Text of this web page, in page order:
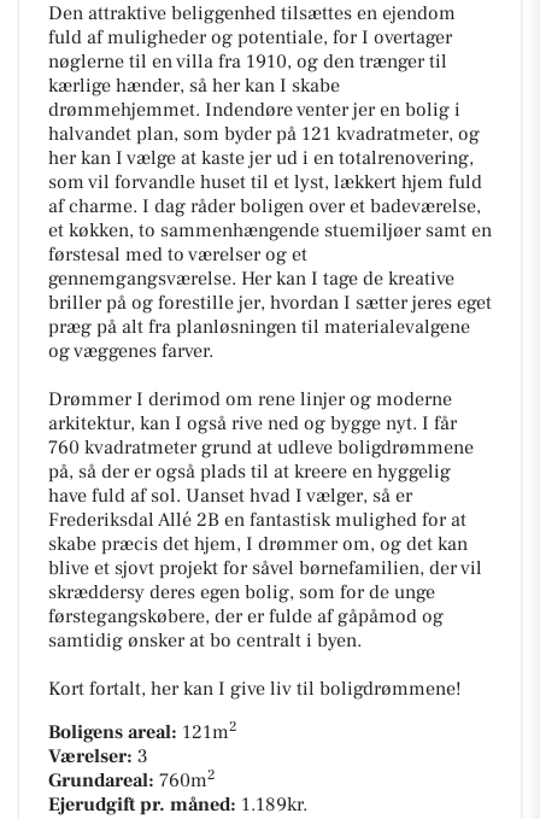
Den attraktive beliggenhed tilsættes en ejendom
fuld af muligheder og potentiale, for I overtager
nøglerne til en villa fra 1910, og den trænger til
kærlige hænder, så her kan I skabe
drømmehjemmet. Indendøre venter jer en bolig i
halvandet plan, som byder på 121 kvadratmeter, og
her kan I vælge at kaste jer ud i en totalrenovering,
som vil forvandle huset til et lyst, lækkert hjem fuld
af charme. I dag råder boligen over et badeværelse,
et køkken, to sammenhængende stuemiljøer samt en
førstesal med to værelser og et
gennemgangsværelse. Her kan I tage de kreative
briller på og forestille jer, hvordan I sætter jeres eget
præg på alt fra planløsningen til materialevalgene
og væggenes farver.
Drømmer I derimod om rene linjer og moderne
arkitektur, kan I også rive ned og bygge nyt. I får
760 kvadratmeter grund at udleve boligdrømmene
på, så der er også plads til at kreere en hyggelig
have fuld af sol. Uanset hvad I vælger, så er
Frederiksdal Allé 2B en fantastisk mulighed for at
skabe præcis det hjem, I drømmer om, og det kan
blive et sjovt projekt for såvel børnefamilien, der vil
skræddersy deres egen bolig, som for de unge
førstegangskøbere, der er fulde af gåpåmod og
samtidig ønsker at bo centralt i byen.
Kort fortalt, her kan I give liv til boligdrømmene!
Boligens areal: 121m2
Værelser: 3
Grundareal: 760m2
Ejerudgift pr. måned: 1.189kr.